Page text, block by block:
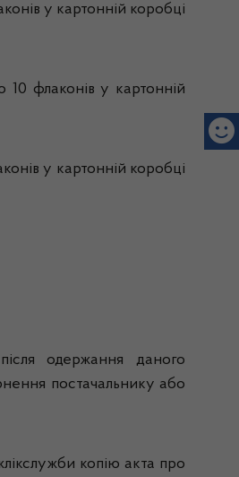
у картонній коробці
флаконів у картонній
у картонній коробці
одержання даного
постачальнику або
копію акта про